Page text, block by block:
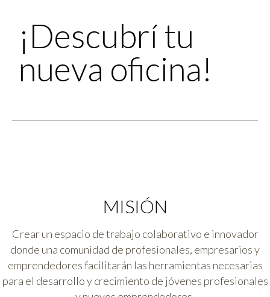
¡Descubrí tu
nueva oficina!
MISIÓN
Crear un espacio de trabajo colaborativo e innovador
donde una comunidad de profesionales, empresarios y
emprendedores facilitarán las herramientas necesarias
para el desarrollo y crecimiento de jóvenes profesionales